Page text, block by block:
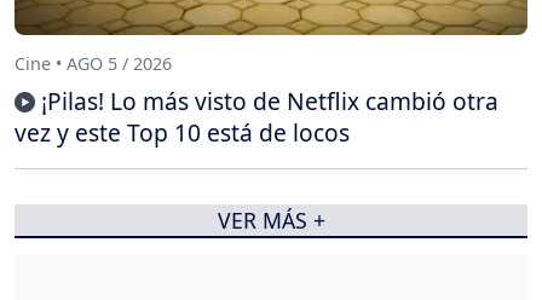
Cine • AGO 5 / 2026
¡Pilas! Lo más visto de Netflix cambió otra
vez y este Top 10 está de locos
VER MÁS +